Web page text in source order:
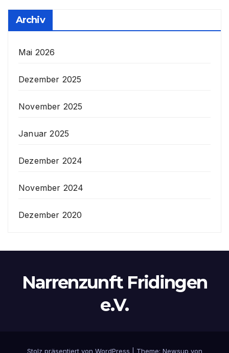
Archiv
Mai 2026
Dezember 2025
November 2025
Januar 2025
Dezember 2024
November 2024
Dezember 2020
Narrenzunft Fridingen
e.V.
Stolz präsentiert von WordPress Theme: Newsup von